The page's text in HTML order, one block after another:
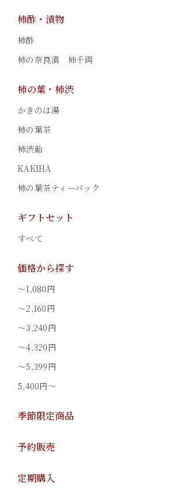
柿酢・漬物
柿酢
柿の奈良漬 柿千両
柿の葉・柿渋
かきのは湯
柿の葉茶
柿渋飴
KAKIHA
柿の葉茶ティーバック
ギフトセット
すべて
価格から探す
～1,080円
～2,160円
～3,240円
～4,320円
～5,399円
5,400円～
季節限定商品
予約販売
定期購入